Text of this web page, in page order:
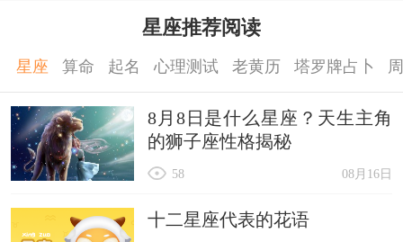
星座推荐阅读
星座 算命 起名 心理测试 老黄历 塔罗牌占卜
8月8日是什么星座？天生主角
的狮子座性格揭秘
08月16日
58
十二星座代表的花语